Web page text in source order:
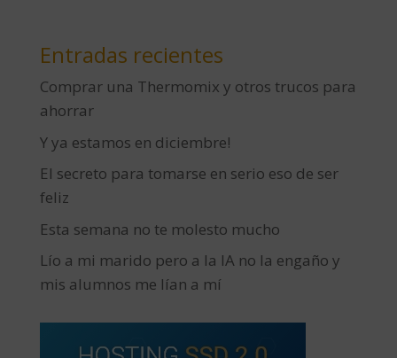
Entradas recientes
Comprar una Thermomix y otros trucos para
ahorrar
Y ya estamos en diciembre!
El secreto para tomarse en serio eso de ser
feliz
Esta semana no te molesto mucho
Lío a mi marido pero a la IA no la engaño y
mis alumnos me lían a mí